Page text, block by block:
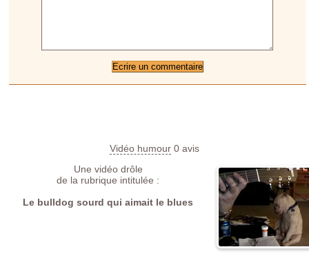
Vidéo humour 0 avis
Une vidéo drôle
de la rubrique intitulée :
Le bulldog sourd qui aimait le blues